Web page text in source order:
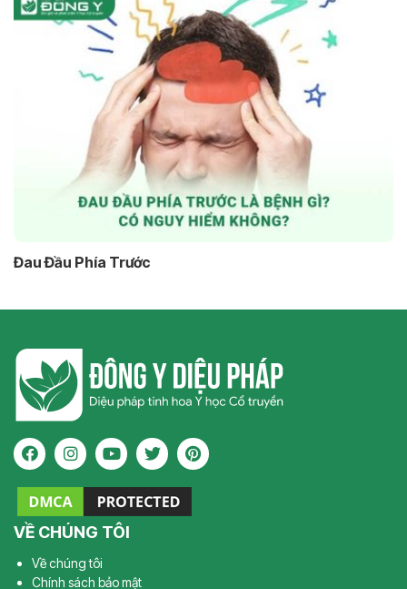
Đau Đầu Phía Trước
VỀ CHÚNG TÔI
Về chúng tôi
Chính sách bảo mật